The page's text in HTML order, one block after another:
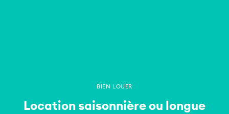
BIEN LOUER
Location saisonnière ou longue